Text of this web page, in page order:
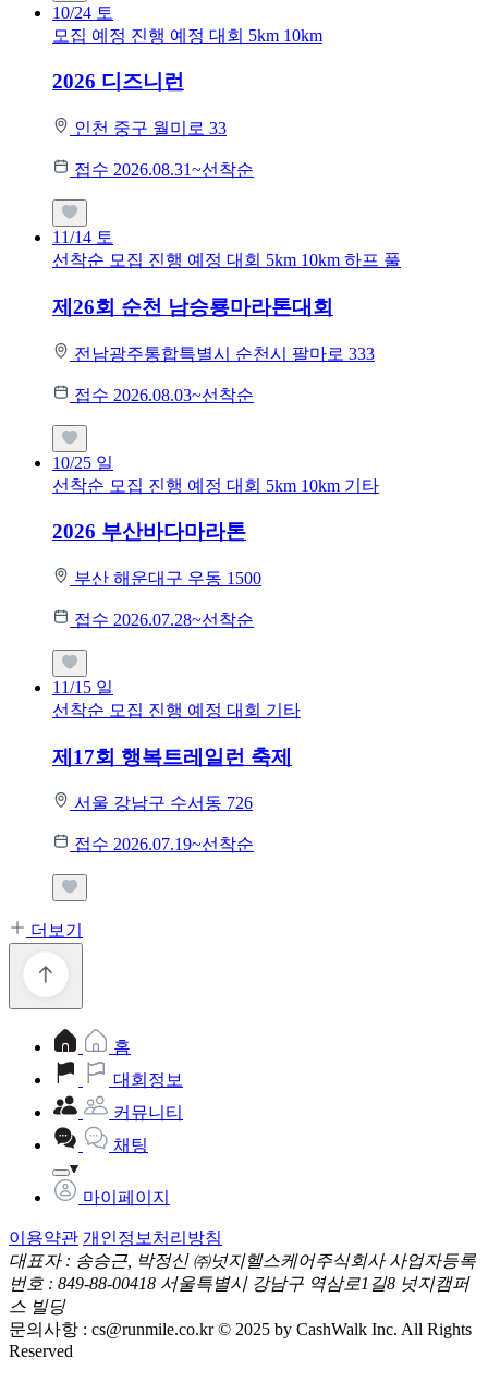
10/24 토
모집 예정 진행 예정 대회 5km 10km
2026 디즈니런
인천 중구 월미로 33
접수 2026.08.31~선착순
11/14 토
선착순 모집 진행 예정 대회 5km 10km 하프 풀
제26회 순천 남승룡마라톤대회
전남광주통합특별시 순천시 팔마로 333
접수 2026.08.03~선착순
10/25 일
선착순 모집 진행 예정 대회 5km 10km 기타
2026 부산바다마라톤
부산 해운대구 우동 1500
접수 2026.07.28~선착순
11/15 일
선착순 모집 진행 예정 대회 기타
제17회 행복트레일런 축제
서울 강남구 수서동 726
접수 2026.07.19~선착순
더보기
홈
대회정보
커뮤니티
채팅
마이페이지
이용약관 개인정보처리방침
대표자 : 송승근, 박정신 ㈜넛지헬스케어주식회사 사업자등록
번호 : 849-88-00418 서울특별시 강남구 역삼로1길8 넛지캠퍼
스 빌딩
문의사항 : cs@runmile.co.kr © 2025 by CashWalk Inc. All Rights
Reserved